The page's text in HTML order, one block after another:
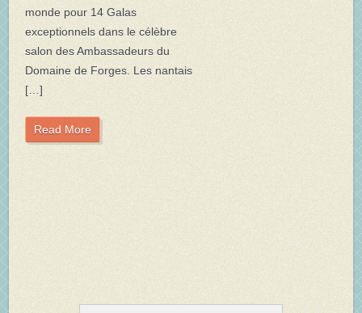
monde pour 14 Galas
exceptionnels dans le célèbre
salon des Ambassadeurs du
Domaine de Forges. Les nantais
[…]
Read More